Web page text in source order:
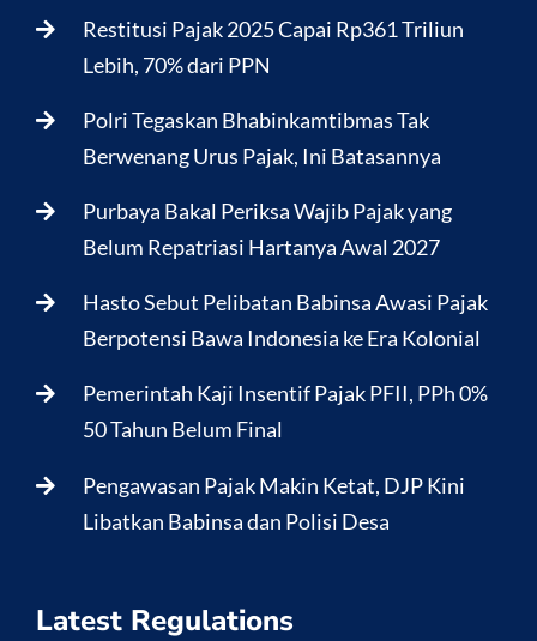
Restitusi Pajak 2025 Capai Rp361 Triliun
Lebih, 70% dari PPN
Polri Tegaskan Bhabinkamtibmas Tak
Berwenang Urus Pajak, Ini Batasannya
Purbaya Bakal Periksa Wajib Pajak yang
Belum Repatriasi Hartanya Awal 2027
Hasto Sebut Pelibatan Babinsa Awasi Pajak
Berpotensi Bawa Indonesia ke Era Kolonial
Pemerintah Kaji Insentif Pajak PFII, PPh 0%
50 Tahun Belum Final
Pengawasan Pajak Makin Ketat, DJP Kini
Libatkan Babinsa dan Polisi Desa
Latest Regulations